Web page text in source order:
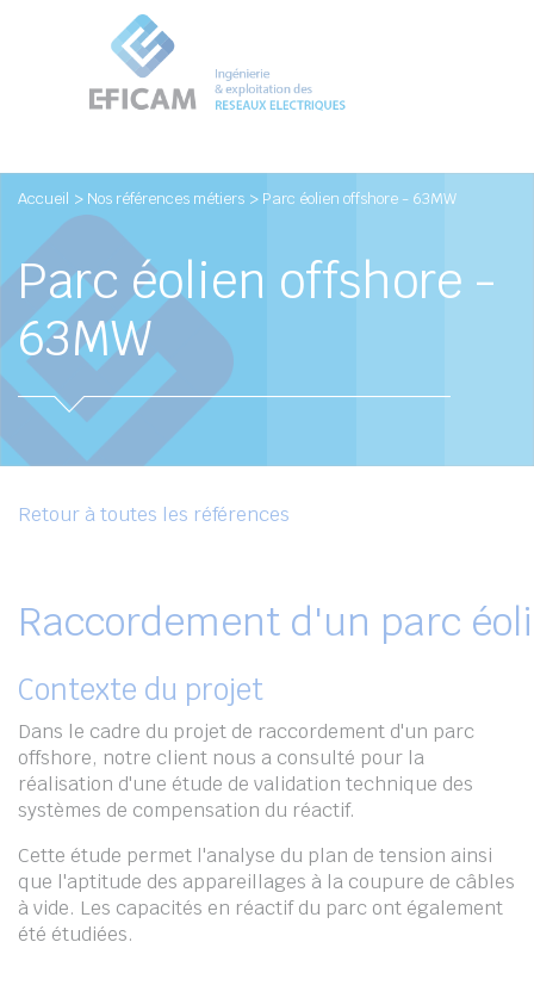
Accueil > Nos références métiers > Parc éolien offshore - 63MW
Parc éolien offshore -
63MW
Retour à toutes les références
Raccordement d'un parc
Contexte du projet
Dans le cadre du projet de raccordement d'un parc
offshore, notre client nous a consulté pour la
réalisation d'une étude de validation technique des
systèmes de compensation du réactif.
Cette étude permet l'analyse du plan de tension ainsi
que l'aptitude des appareillages à la coupure de câbles
à vide. Les capacités en réactif du parc ont également
été étudiées.